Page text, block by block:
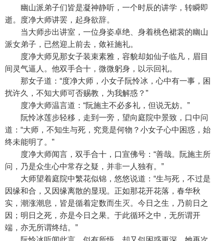
幽山派弟子们皆是凝神静听，一个时辰的讲学，转瞬即
逝。度净大师讲罢，起身欲辞。
当大师步出讲室，一位身姿卓绝、身着桃色裙裳的幽山
派女弟子，已然迎上前去，敛衽施礼。
度净大师见那女子装束素雅，容貌却如仙子临凡，眉目
间灵气逼人。他双手合十，微微躬身，以示回礼。
那女子道：“度净大师，小女子阮怜冰，心中有一事，困
扰许久，不知大师可否赐教，为我解惑？”
度净大师温言道：“阮施主不必多礼，但说无妨。”
阮怜冰莲步轻移，走到一旁，望向庭院中景致，口中问
道：“大师，不知生与死，究竟是何物？小女子心中困惑，始
终未能明了。”
度净大师闻言，双手合十，口宣佛号：“善哉。阮施主所
问，乃是众生心中常存之疑，并非一人独有。”
大师望着庭院中繁花似锦，悠悠说道：“生与死，不过是
因缘和合，又因缘离散的显现。正如那花开花落，春华秋
实，潮涨潮息，皆是循着定数而生灭。今日之生，乃前日之
因；明日之死，亦是今日之果。于此循环之中，无所谓开
端，亦无所谓终结。”